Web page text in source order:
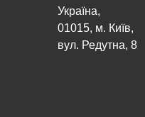
Україна,
01015, м. Київ,
вул. Редутна, 8